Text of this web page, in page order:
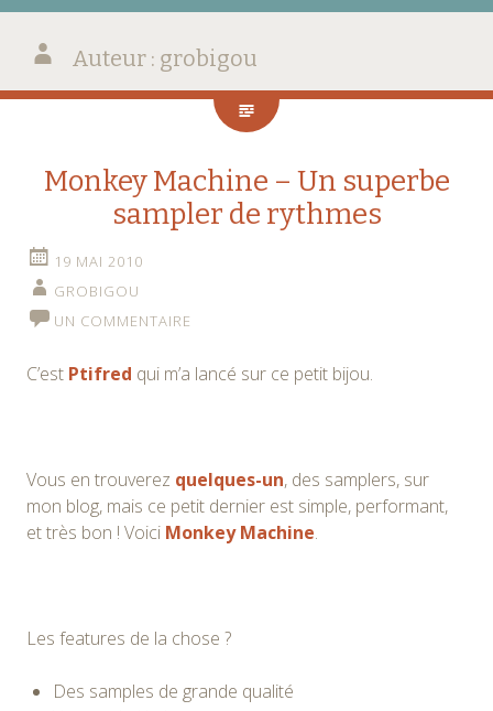
Auteur : grobigou
Monkey Machine – Un superbe
sampler de rythmes
19 MAI 2010
GROBIGOU
UN COMMENTAIRE
C’est Ptifred qui m’a lancé sur ce petit bijou.
Vous en trouverez quelques-un, des samplers, sur
mon blog, mais ce petit dernier est simple, performant,
et très bon ! Voici Monkey Machine.
Les features de la chose ?
Des samples de grande qualité